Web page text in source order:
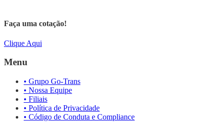
Faça uma cotação!
Clique Aqui
Menu
• Grupo Go-Trans
• Nossa Equipe
• Filiais
• Política de Privacidade
• Código de Conduta e Compliance